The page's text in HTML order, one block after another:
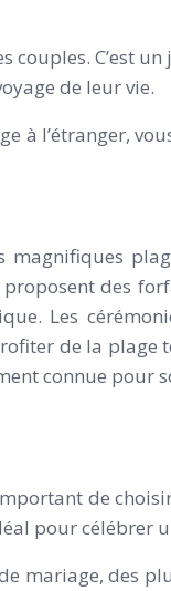
C’est
de leur vie.
à l’étranger,
des
Les
de la
connue
de
pour célébrer
mariage, des